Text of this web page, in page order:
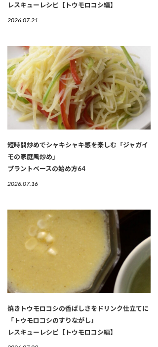
レスキューレシピ【トウモロコシ編】
2026.07.21
短時間炒めでシャキシャキ感を楽しむ「ジャガイ
モの家庭風炒め」
プラントベースの始め方64
2026.07.16
焼きトウモロコシの香ばしさをドリンク仕立てに
「トウモロコシのすりながし」
レスキューレシピ【トウモロコシ編】